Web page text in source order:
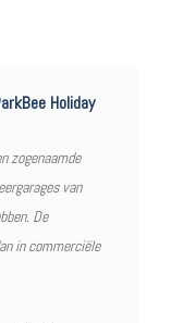
Holiday
zogenaamde
van
De
in commerciële